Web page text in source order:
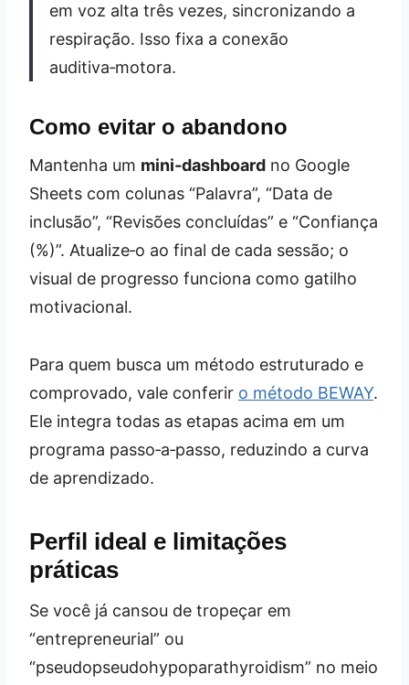
em voz alta três vezes, sincronizando a
respiração. Isso fixa a conexão
auditiva‑motora.
Como evitar o abandono
Mantenha um mini‑dashboard no Google
Sheets com colunas “Palavra”, “Data de
inclusão”, “Revisões concluídas” e “Confiança
(%)”. Atualize‑o ao final de cada sessão; o
visual de progresso funciona como gatilho
motivacional.
Para quem busca um método estruturado e
comprovado, vale conferir o método BEWAY.
Ele integra todas as etapas acima em um
programa passo‑a‑passo, reduzindo a curva
de aprendizado.
Perfil ideal e limitações
práticas
Se você já cansou de tropeçar em
“entrepreneurial” ou
“pseudopseudohypoparathyroidism” no meio